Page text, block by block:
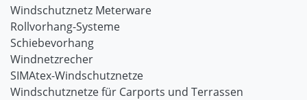
Windschutznetz Meterware
Rollvorhang-Systeme
Schiebevorhang
Windnetzrecher
SIMAtex-Windschutznetze
Windschutznetze für Carports und Terrassen